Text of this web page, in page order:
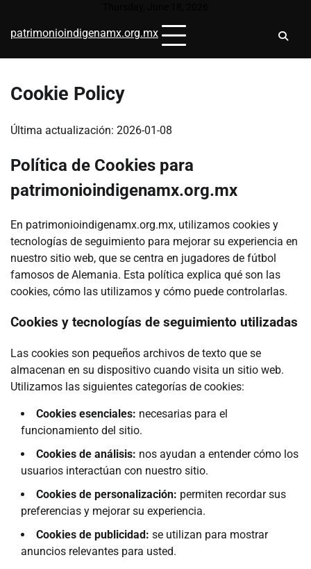
content
patrimonioindigenamx.org.mx
Cookie Policy
Última actualización: 2026-01-08
Política de Cookies para
patrimonioindigenamx.org.mx
En patrimonioindigenamx.org.mx, utilizamos cookies y
tecnologías de seguimiento para mejorar su experiencia en
nuestro sitio web, que se centra en jugadores de fútbol
famosos de Alemania. Esta política explica qué son las
cookies, cómo las utilizamos y cómo puede controlarlas.
Cookies y tecnologías de seguimiento utilizadas
Las cookies son pequeños archivos de texto que se
almacenan en su dispositivo cuando visita un sitio web.
Utilizamos las siguientes categorías de cookies:
Cookies esenciales: necesarias para el
funcionamiento del sitio.
Cookies de análisis: nos ayudan a entender cómo los
usuarios interactúan con nuestro sitio.
Cookies de personalización: permiten recordar sus
preferencias y mejorar su experiencia.
Cookies de publicidad: se utilizan para mostrar
anuncios relevantes para usted.